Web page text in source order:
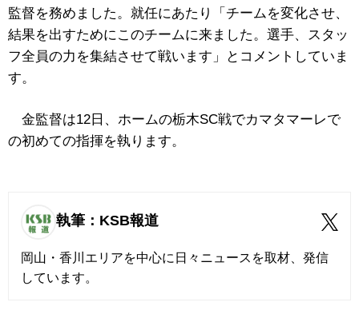
監督を務めました。就任にあたり「チームを変化させ、
結果を出すためにこのチームに来ました。選手、スタッ
フ全員の力を集結させて戦います」とコメントしていま
す。
金監督は12日、ホームの栃木SC戦でカマタマーレで
の初めての指揮を執ります。
執筆：KSB報道
岡山・香川エリアを中心に日々ニュースを取材、発信
しています。